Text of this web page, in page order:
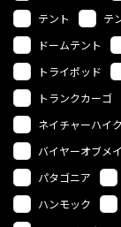
テント
テ
ドームテント
トライポッド
トランクカーゴ
ネイチャーハイク
バイヤーオブメ
パタゴニア
ハンモック